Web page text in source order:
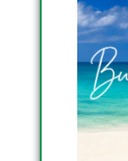
d’aria
primo
generoso
per
bagnato.